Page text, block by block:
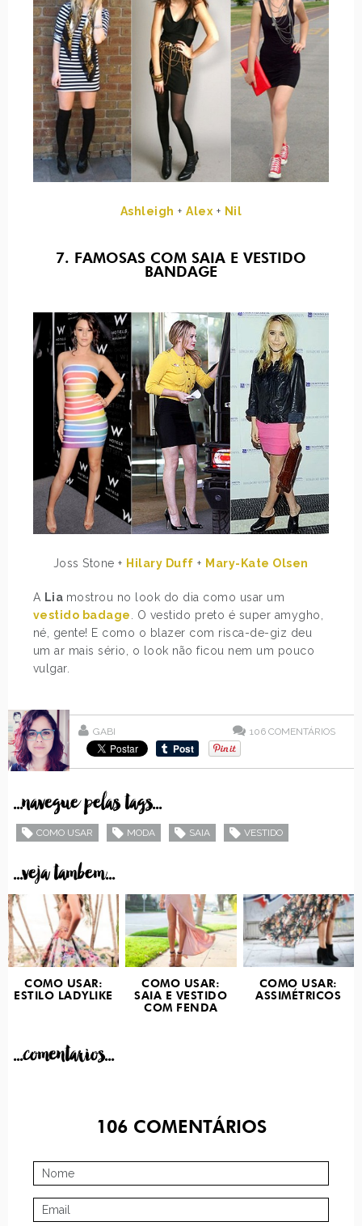
Ashleigh +Alex + Nil
7. FAMOSAS COM SAIA E VESTIDO
BANDAGE
Joss Stone + Hilary Duff + Mary-Kate Olsen
A Lia mostrou no look do dia como usar um
vestido badage. O vestido preto é super amygho,
né, gente! E como o blazer com risca-de-giz deu
um ar mais sério, o look não ficou nem um pouco
vulgar.
GABI 106 COMENTÁRIOS
...navegue pelas tags...
COMO USAR MODA SAIA VESTIDO
...veja tambem...
COMO USAR:
ESTILO LADYLIKE
COMO USAR:
SAIA E VESTIDO
COM FENDA
COMO USAR:
ASSIMÉTRICOS
...comentarios...
106COMENTÁRIOS